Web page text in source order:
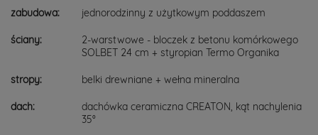
zabudowa: jednorodzinny z użytkowym poddaszem
ściany:
2-warstwowe - bloczek z betonu komórkowego
SOLBET 24 cm + styropian Termo Organika
stropy: belki drewniane + wełna mineralna
dach:
dachówka ceramiczna CREATON, kąt nachylenia
35°